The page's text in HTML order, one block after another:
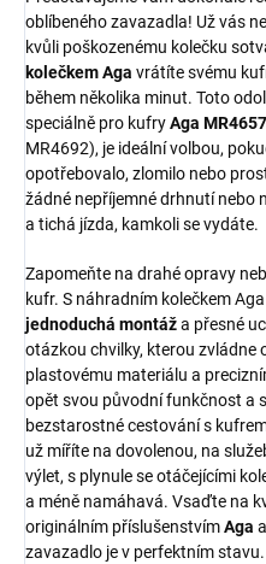
oblíbeného zavazadla! Už vás
kvůli poškozenému kolečku
kolečkem Aga vrátíte svému
během několika minut. Toto
speciálně pro kufryAga MR4657
MR4692), je ideální volbou,
opotřebovalo, zlomilo nebo
žádné nepříjemné drhnutí nebo
a tichá jízda, kamkoli se vydáte.
Zapomeňte na drahé opravy
kufr. S náhradním kolečkem
jednoduchá montáža přesné
otázkou chvilky, kterou zvládne
plastovému materiálu a
opět svou původní funkčnost a
bezstarostné cestování s
už míříte na dovolenou, na
výlet, s plynule se otáčejícími
a méně namáhavá. Vsaďte na
originálním příslušenstvímAga
zavazadlo je v perfektním